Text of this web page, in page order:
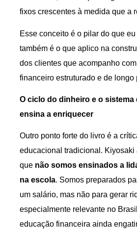
fixos crescentes à medida que a
Esse conceito é o pilar do que
também é o que aplico na
dos clientes que acompanho
financeiro estruturado e de longo
O ciclo do dinheiro e o sistema
ensina a enriquecer
Outro ponto forte do livro é a
educacional tradicional. Kiyosaki
que não somos ensinados a
na escola. Somos preparados
um salário, mas não para gerar
especialmente relevante no
educação financeira ainda